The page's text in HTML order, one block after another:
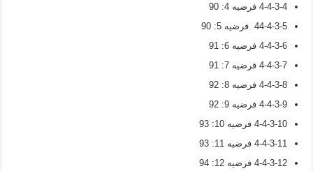
4-4-3-4 فرضیه 4: 90
44-4-3-5 فرضیه 5: 90
4-4-3-6 فرضیه 6: 91
4-4-3-7 فرضیه 7: 91
4-4-3-8 فرضیه 8: 92
4-4-3-9 فرضیه 9: 92
4-4-3-10 فرضیه 10: 93
4-4-3-11 فرضیه 11: 93
4-4-3-12 فرضیه 12: 94